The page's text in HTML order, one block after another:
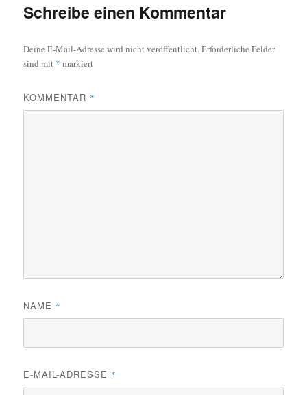
Schreibe einen Kommentar
Deine E-Mail-Adresse wird nicht veröffentlicht.Erforderliche Felder
sind mit * markiert
KOMMENTAR *
NAME *
E-MAIL-ADRESSE *